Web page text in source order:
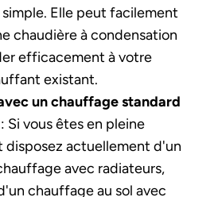
Elle peut facilement
chaudière à condensation
efficacement à votre
existant.
un chauffage standard
: Si vous êtes en pleine
disposez actuellement d'un
avec radiateurs,
chauffage au sol avec